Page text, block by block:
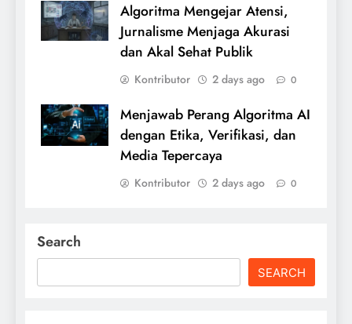
Algoritma Mengejar Atensi,
Jurnalisme Menjaga Akurasi
dan Akal Sehat Publik
Kontributor 2 days ago 0
Menjawab Perang Algoritma AI
dengan Etika, Verifikasi, dan
Media Tepercaya
Kontributor 2 days ago 0
Search
SEARCH